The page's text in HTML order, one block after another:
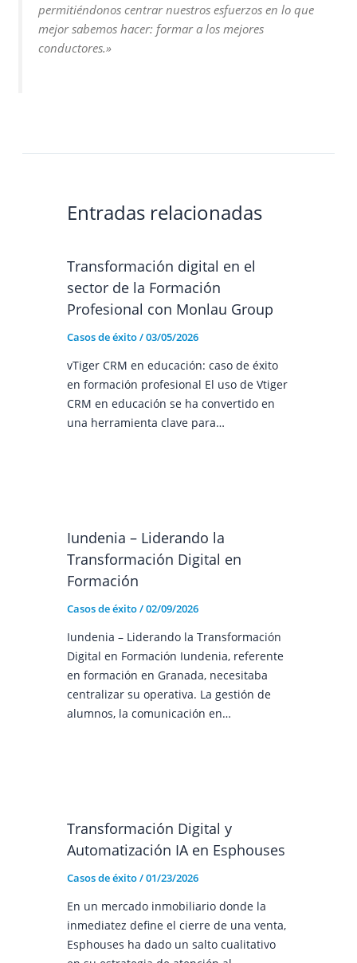
permitiéndonos centrar nuestros esfuerzos en lo que
mejor sabemos hacer: formar a los mejores
conductores.»
Entradas relacionadas
Transformación digital en el
sector de la Formación
Profesional con Monlau Group
Casos de éxito/03/05/2026
vTiger CRM en educación: caso de éxito
en formación profesional El uso de Vtiger
CRM en educación se ha convertido en
una herramienta clave para…
Iundenia – Liderando la
Transformación Digital en
Formación
Casos de éxito/02/09/2026
Iundenia – Liderando la Transformación
Digital en Formación Iundenia, referente
en formación en Granada, necesitaba
centralizar su operativa. La gestión de
alumnos, la comunicación en…
Transformación Digital y
Automatización IA en Esphouses
Casos de éxito/01/23/2026
En un mercado inmobiliario donde la
inmediatez define el cierre de una venta,
Esphouses ha dado un salto cualitativo